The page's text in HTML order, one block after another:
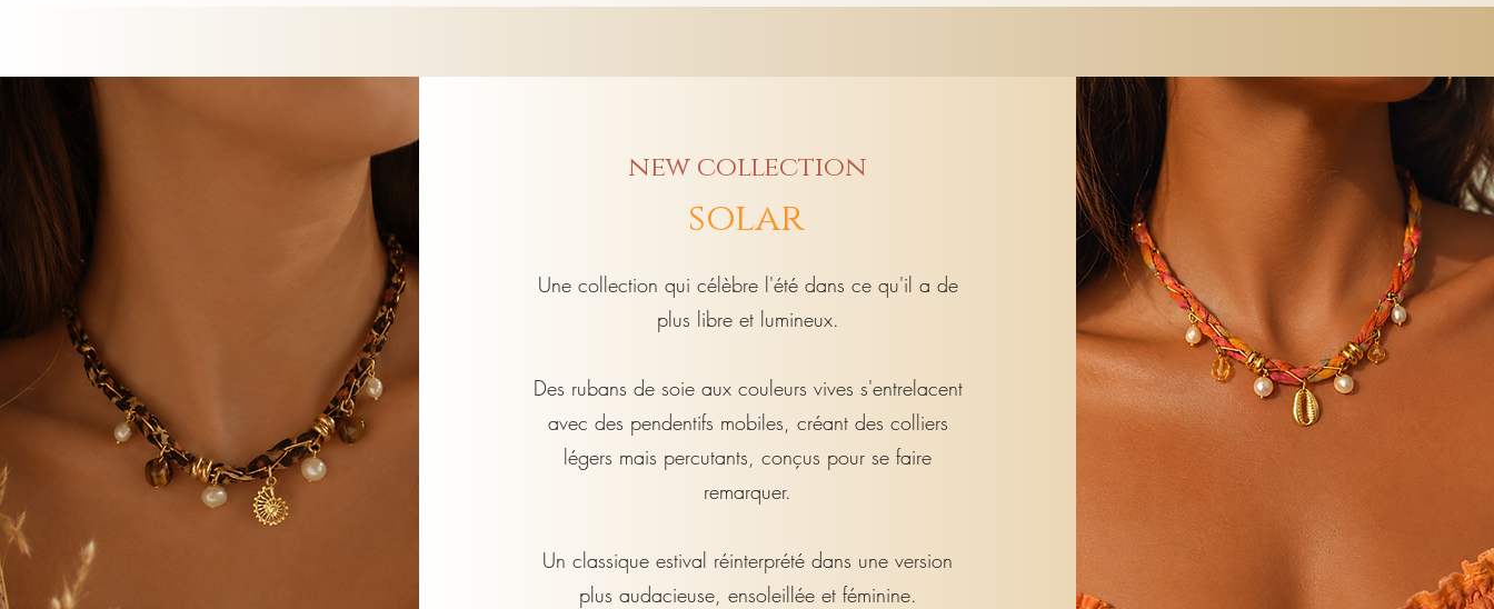
solar
new collection
Une collection qui célèbre l'été dans ce qu'il a de
plus libre et lumineux.
Des rubans de soie aux couleurs vives s'entrelacent
avec des pendentifs mobiles, créant des colliers
légers mais percutants, conçus pour se faire
remarquer.
Un classique estival réinterprété dans une version
plus audacieuse, ensoleillée et féminine.